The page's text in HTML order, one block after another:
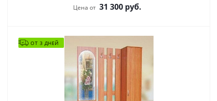
Цена от 31 300 руб.
ОТ 3 ДНЕЙ